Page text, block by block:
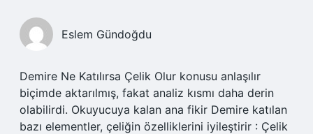
Eslem Gündoğdu
Demire Ne Katılırsa Çelik Olur konusu anlaşılır
biçimde aktarılmış, fakat analiz kısmı daha derin
olabilirdi. Okuyucuya kalan ana fikir Demire katılan
bazı elementler, çeliğin özelliklerini iyileştirir : Çelik